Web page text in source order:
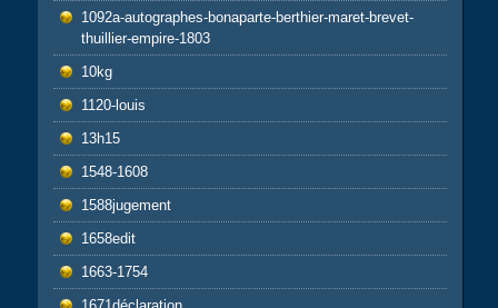
1092a-autographes-bonaparte-berthier-maret-brevet-
thuillier-empire-1803
10kg
1120-louis
13h15
1548-1608
1588jugement
1658edit
1663-1754